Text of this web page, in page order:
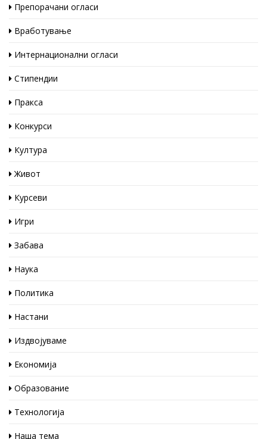
Препорачани огласи
Вработување
Интернационални огласи
Стипендии
Пракса
Конкурси
Култура
Живот
Курсеви
Игри
Забава
Наука
Политика
Настани
Издвојуваме
Економија
Образование
Технологија
Наша тема